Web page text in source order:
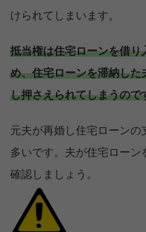
けられてしまいます。
抵当権は住宅ローンを借り
め、住宅ローンを滞納した
し押さえられてしまうので
元夫が再婚し住宅ローンの
多いです。夫が住宅ローン
確認しましょう。